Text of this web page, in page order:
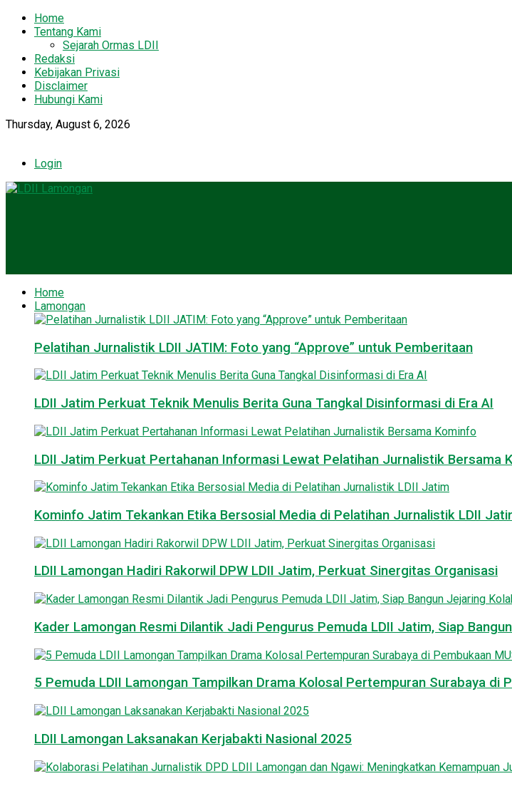
Home
Tentang Kami
Sejarah Ormas LDII
Redaksi
Kebijakan Privasi
Disclaimer
Hubungi Kami
Thursday, August 6, 2026
Login
Home
Lamongan
Pelatihan Jurnalistik LDII JATIM: Foto yang “Approve” untuk Pemberitaan
LDII Jatim Perkuat Teknik Menulis Berita Guna Tangkal Disinformasi di Era AI
LDII Jatim Perkuat Pertahanan Informasi Lewat Pelatihan Jurnalistik Bersama
Kominfo Jatim Tekankan Etika Bersosial Media di Pelatihan Jurnalistik LDII
LDII Lamongan Hadiri Rakorwil DPW LDII Jatim, Perkuat Sinergitas Organisasi
Kader Lamongan Resmi Dilantik Jadi Pengurus Pemuda LDII Jatim, Siap
5 Pemuda LDII Lamongan Tampilkan Drama Kolosal Pertempuran Surabaya di
LDII Lamongan Laksanakan Kerjabakti Nasional 2025